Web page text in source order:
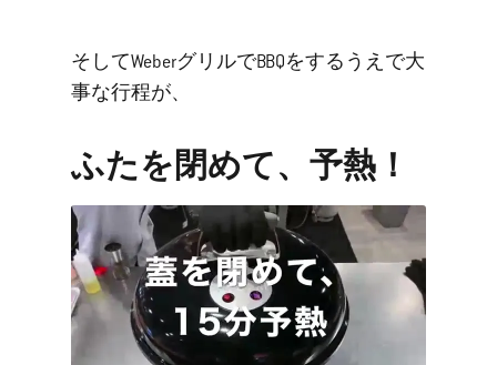
そしてWeberグリルでBBQをするうえで大
事な行程が、
ふたを閉めて、予熱！